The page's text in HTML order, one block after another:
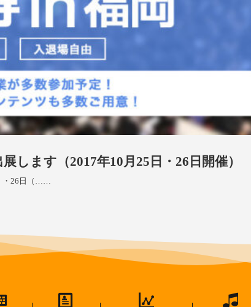
します（2017年10月25日・26日開催）
・26日（……